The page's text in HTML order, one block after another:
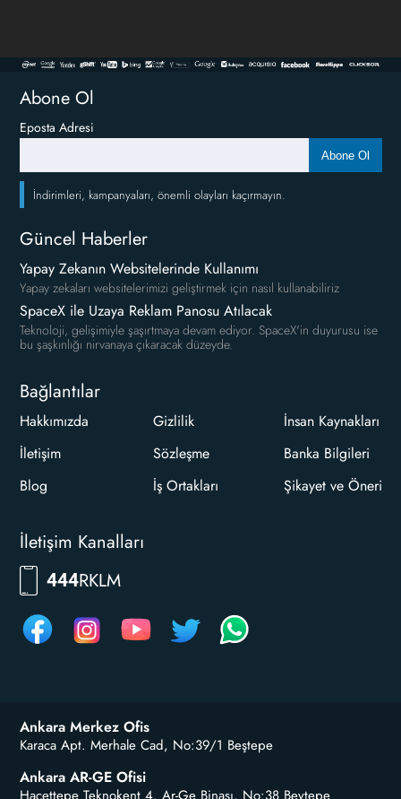
Abone Ol
Eposta Adresi
Abone Ol
İndirimleri, kampanyaları, önemli olayları kaçırmayın.
Güncel Haberler
Yapay Zekanın Websitelerinde Kullanımı
Yapay zekaları websitelerimizi geliştirmek için nasıl kullanabiliriz
SpaceX ile Uzaya Reklam Panosu Atılacak
Teknoloji, gelişimiyle şaşırtmaya devam ediyor. SpaceX'in duyurusu ise
bu şaşkınlığı nirvanaya çıkaracak düzeyde.
Bağlantılar
Hakkımızda
İletişim
Blog
Gizlilik
Sözleşme
İş Ortakları
İnsan Kaynakları
Banka Bilgileri
Şikayet ve Öneri
İletişim Kanalları
444RKLM
Ankara Merkez Ofis
Karaca Apt. Merhale Cad, No:39/1 Beştepe
Ankara AR-GE Ofisi